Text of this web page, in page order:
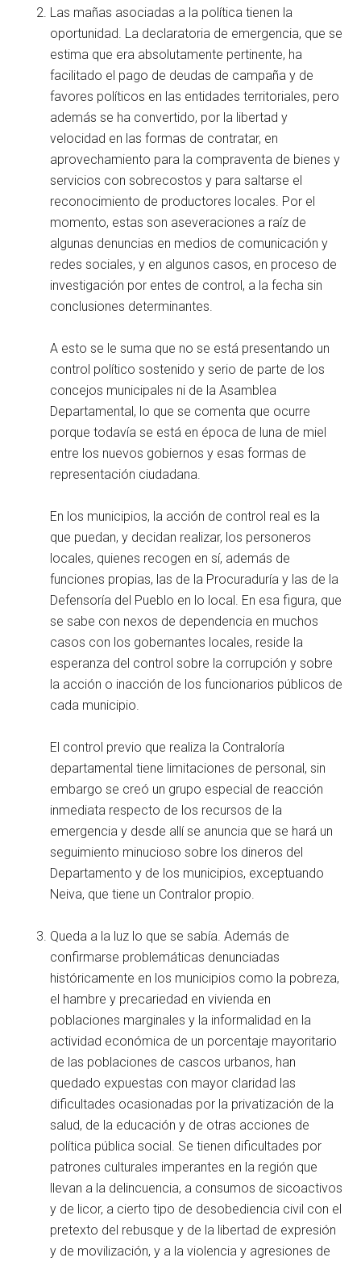
Las mañas asociadas a la política tienen la
oportunidad. La declaratoria de emergencia, que se
estima que era absolutamente pertinente, ha
facilitado el pago de deudas de campaña y de
favores políticos en las entidades territoriales, pero
además se ha convertido, por la libertad y
velocidad en las formas de contratar, en
aprovechamiento para la compraventa de bienes y
servicios con sobrecostos y para saltarse el
reconocimiento de productores locales. Por el
momento, estas son aseveraciones a raíz de
algunas denuncias en medios de comunicación y
redes sociales, y en algunos casos, en proceso de
investigación por entes de control, a la fecha sin
conclusiones determinantes.
A esto se le suma que no se está presentando un
control político sostenido y serio de parte de los
concejos municipales ni de la Asamblea
Departamental, lo que se comenta que ocurre
porque todavía se está en época de luna de miel
entre los nuevos gobiernos y esas formas de
representación ciudadana.
En los municipios, la acción de control real es la
que puedan, y decidan realizar, los personeros
locales, quienes recogen en sí, además de
funciones propias, las de la Procuraduría y las de la
Defensoría del Pueblo en lo local. En esa figura, que
se sabe con nexos de dependencia en muchos
casos con los gobernantes locales, reside la
esperanza del control sobre la corrupción y sobre
la acción o inacción de los funcionarios públicos de
cada municipio.
El control previo que realiza la Contraloría
departamental tiene limitaciones de personal, sin
embargo se creó un grupo especial de reacción
inmediata respecto de los recursos de la
emergencia y desde allí se anuncia que se hará un
seguimiento minucioso sobre los dineros del
Departamento y de los municipios, exceptuando
Neiva, que tiene un Contralor propio.
Queda a la luz lo que se sabía. Además de
confirmarse problemáticas denunciadas
históricamente en los municipios como la pobreza,
el hambre y precariedad en vivienda en
poblaciones marginales y la informalidad en la
actividad económica de un porcentaje mayoritario
de las poblaciones de cascos urbanos, han
quedado expuestas con mayor claridad las
dificultades ocasionadas por la privatización de la
salud, de la educación y de otras acciones de
política pública social. Se tienen dificultades por
patrones culturales imperantes en la región que
llevan a la delincuencia, a consumos de sicoactivos
y de licor, a cierto tipo de desobediencia civil con el
pretexto del rebusque y de la libertad de expresión
y de movilización, y a la violencia y agresiones de